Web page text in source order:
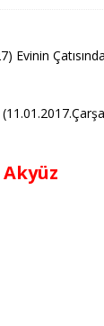
Evinin